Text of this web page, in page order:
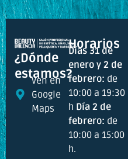
¿Dónde
estamos?
Ven en
Google
Maps
Horarios
Días 31 de
enero y 2 de
febrero: de
10:00 a 19:30
h Día 2 de
febrero: de
10:00 a 15:00
h.